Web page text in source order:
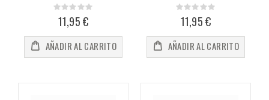
Rating:
0%11,95 €
AÑADIR AL CARRITO
Rating:
0%11,95 €
AÑADIR AL CARRITO